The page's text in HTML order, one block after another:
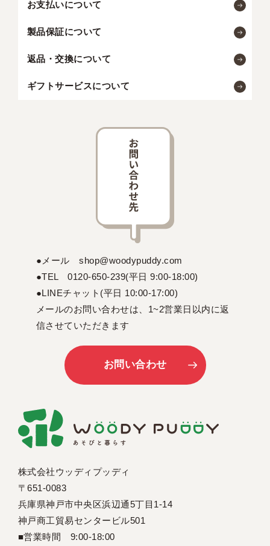
お支払いについて
製品保証について
返品・交換について
ギフトサービスについて
株式会社ウッディプッディ
〒651-0083
兵庫県神戸市中央区浜辺通5丁目1-14
神戸商工貿易センタービル501
■営業時間 9:00-18:00
●メール shop@woodypuddy.com
●TEL 0120-650-239(平日 9:00-18:00)
●LINEチャット(平日 10:00-17:00)
メールのお問い合わせは、1~2営業日以内に返
信させていただきます
お問い合わせ